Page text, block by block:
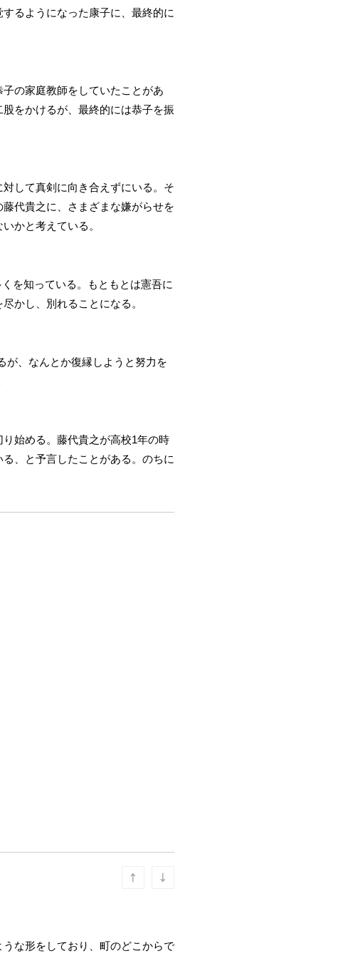
るようになった康子に、最終的に
の家庭教師をしていたことがあ
をかけるが、最終的には恭子を振
して真剣に向き合えずにいる。そ
代貴之に、さまざまな嫌がらせを
かと考えている。
を知っている。もともとは憲吾に
かし、別れることになる。
が、なんとか復縁しようと努力を
始める。藤代貴之が高校1年の時
、と予言したことがある。のちに
な形をしており、町のどこからで